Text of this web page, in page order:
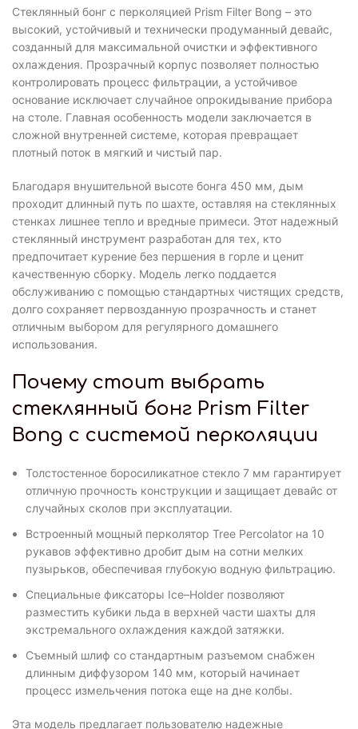
Стеклянный бонг с перколяцией Prism Filter Bong – это
высокий, устойчивый и технически продуманный девайс,
созданный для максимальной очистки и эффективного
охлаждения. Прозрачный корпус позволяет полностью
контролировать процесс фильтрации, а устойчивое
основание исключает случайное опрокидывание прибора
на столе. Главная особенность модели заключается в
сложной внутренней системе, которая превращает
плотный поток в мягкий и чистый пар.
Благодаря внушительной высоте бонга 450 мм, дым
проходит длинный путь по шахте, оставляя на стеклянных
стенках лишнее тепло и вредные примеси. Этот надежный
стеклянный инструмент разработан для тех, кто
предпочитает курение без першения в горле и ценит
качественную сборку. Модель легко поддается
обслуживанию с помощью стандартных чистящих средств,
долго сохраняет первозданную прозрачность и станет
отличным выбором для регулярного домашнего
использования.
Почему стоит выбрать
стеклянный бонг Prism Filter
Bong с системой перколяции
Толстостенное боросиликатное стекло 7 мм гарантирует
отличную прочность конструкции и защищает девайс от
случайных сколов при эксплуатации.
Встроенный мощный перколятор Tree Percolator на 10
рукавов эффективно дробит дым на сотни мелких
пузырьков, обеспечивая глубокую водную фильтрацию.
Специальные фиксаторы Ice–Holder позволяют
разместить кубики льда в верхней части шахты для
экстремального охлаждения каждой затяжки.
Съемный шлиф со стандартным разъемом снабжен
длинным диффузором 140 мм, который начинает
процесс измельчения потока еще на дне колбы.
Эта модель предлагает пользователю надежные